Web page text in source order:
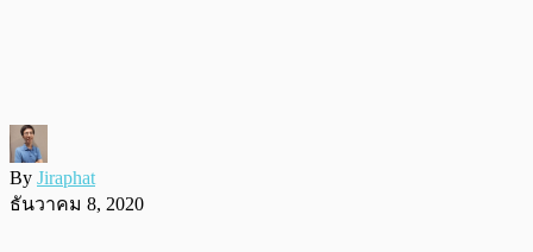
By Jiraphat
ธันวาคม 8, 2020